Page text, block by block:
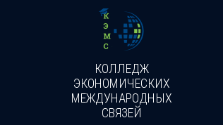
КОЛЛЕДЖ
ЭКОНОМИЧЕСКИХ
МЕЖДУНАРОДНЫХ
СВЯЗЕЙ